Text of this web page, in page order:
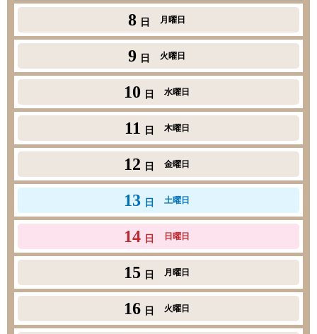
8 日 月曜日
9 日 火曜日
10 日 水曜日
11 日 木曜日
12 日 金曜日
13 日 土曜日
14 日 日曜日
15 日 月曜日
16 日 火曜日